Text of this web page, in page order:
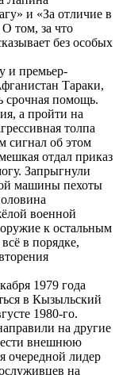
и «За отличие в
том, за что
без особых
и премьер-
Тараки,
срочная помощь.
а пройти на
толпа
сигнал об этом
отдал приказ
Запрыгнули
машины пехоты
военной
к остальным
в порядке,
1979 года
в Кызыльский
1980-го.
на другие
внешнюю
очередной лидер
на